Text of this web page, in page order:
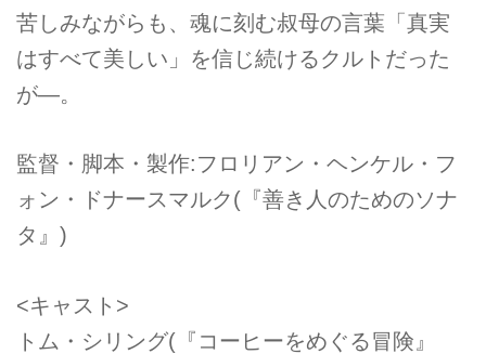
苦しみながらも、魂に刻む叔母の言葉「真実
はすべて美しい」を信じ続けるクルトだった
が―。
監督・脚本・製作:フロリアン・ヘンケル・フ
ォン・ドナースマルク(『善き人のためのソナ
タ』)
<キャスト>
トム・シリング(『コーヒーをめぐる冒険』